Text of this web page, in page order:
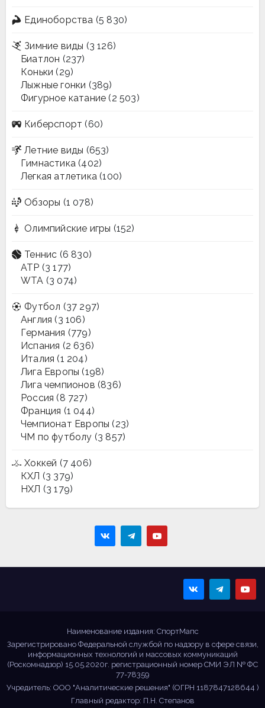
Единоборства (5 830)
Зимние виды (3 126)
Биатлон (237)
Коньки (29)
Лыжные гонки (389)
Фигурное катание (2 503)
Киберспорт (60)
Летние виды (653)
Гимнастика (402)
Легкая атлетика (100)
Обзоры (1 078)
Олимпийские игры (152)
Теннис (6 830)
ATP (3 177)
WTA (3 074)
Футбол (37 297)
Англия (3 106)
Германия (779)
Испания (2 636)
Италия (1 204)
Лига Европы (198)
Лига чемпионов (836)
Россия (8 727)
Франция (1 044)
Чемпионат Европы (23)
ЧМ по футболу (3 857)
Хоккей (7 406)
КХЛ (3 379)
НХЛ (3 179)
Наименование издания: СпортМапс
Зарегистрировано Федеральной службой по надзору в сфере связи,
информационных технологий и массовых коммуникаций
(Роскомнадзор) 15.05.2020г. регистрационный номер СМИ ЭЛ № ФС
77-78359
Учредитель: ООО "Аналитические решения" (ОГРН 1187847128644 )
Главный редактор: П.Н. Степанов